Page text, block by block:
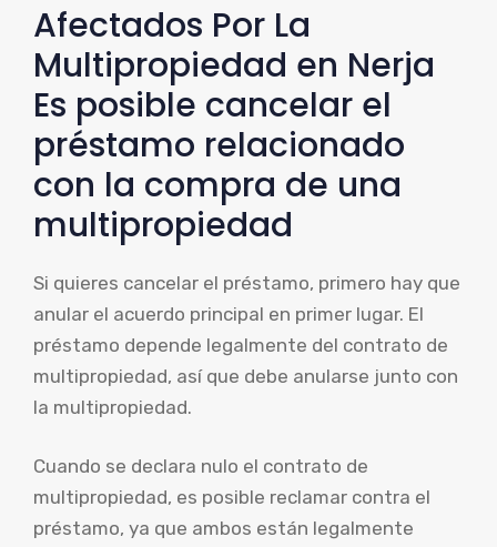
Afectados Por La
Multipropiedad en Nerja
Es posible cancelar el
préstamo relacionado
con la compra de una
multipropiedad
Si quieres cancelar el préstamo, primero hay que
anular el acuerdo principal en primer lugar. El
préstamo depende legalmente del contrato de
multipropiedad, así que debe anularse junto con
la multipropiedad.
Cuando se declara nulo el contrato de
multipropiedad, es posible reclamar contra el
préstamo, ya que ambos están legalmente